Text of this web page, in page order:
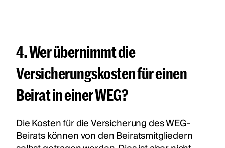
4. Wer übernimmt die
Versicherungskosten für einen
Beirat in einer WEG?
Die Kosten für die Versicherung des WEG-
Beirats können von den Beiratsmitgliedern